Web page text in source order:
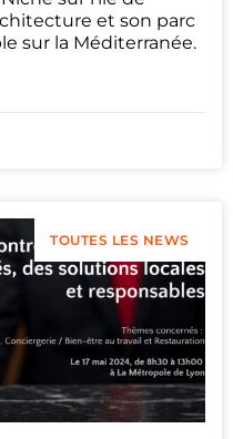
et son parc
sur la Méditerranée.
TOUTES LES NEWS